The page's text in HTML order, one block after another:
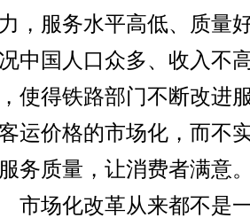
，服务水平高低、质量
中国人口众多、收入不
使得铁路部门不断改进
运价格的市场化，而不
务质量，让消费者满意
场化改革从来都不是一